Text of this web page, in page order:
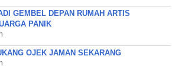
GEMBEL DEPAN RUMAH ARTIS
PANIK
OJEK JAMAN SEKARANG